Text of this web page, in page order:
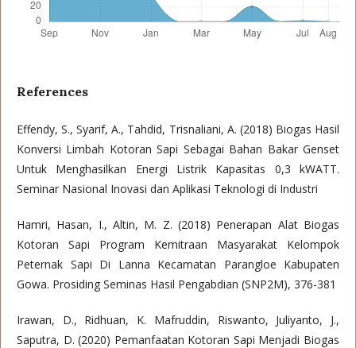
References
Effendy, S., Syarif, A., Tahdid, Trisnaliani, A. (2018) Biogas Hasil
Konversi Limbah Kotoran Sapi Sebagai Bahan Bakar Genset
Untuk Menghasilkan Energi Listrik Kapasitas 0,3 kWATT.
Seminar Nasional Inovasi dan Aplikasi Teknologi di Industri
Hamri, Hasan, I., Altin, M. Z. (2018) Penerapan Alat Biogas
Kotoran Sapi Program Kemitraan Masyarakat Kelompok
Peternak Sapi Di Lanna Kecamatan Parangloe Kabupaten
Gowa. Prosiding Seminas Hasil Pengabdian (SNP2M), 376-381
Irawan, D., Ridhuan, K. Mafruddin, Riswanto, Juliyanto, J.,
Saputra, D. (2020) Pemanfaatan Kotoran Sapi Menjadi Biogas